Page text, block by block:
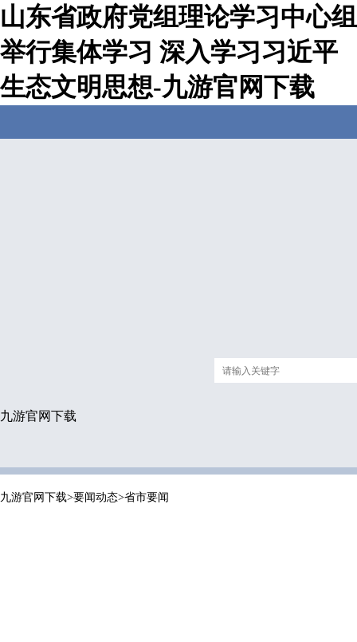
山东省政府党组理论学习中心组
举行集体学习 深入学习习近平
生态文明思想-九游官网下载
九游官网下载
九游官网下载>要闻动态>省市要闻